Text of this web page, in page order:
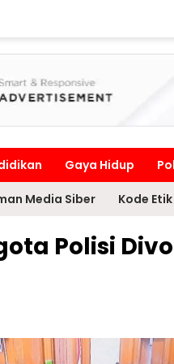
Gaya Hidup
Media Siber Kode Etik
Polisi